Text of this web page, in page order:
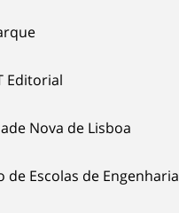
Editorial
Nova de Lisboa
de Escolas de Engenharia